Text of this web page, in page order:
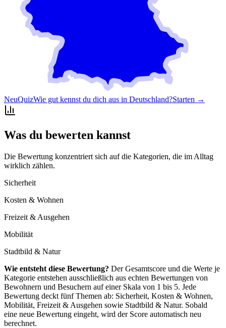
NeuQuizWie gut kennst du dich aus in Deutschland?Starten →
Was du bewerten kannst
Die Bewertung konzentriert sich auf die Kategorien, die im Alltag
wirklich zählen.
Sicherheit
Kosten & Wohnen
Freizeit & Ausgehen
Mobilität
Stadtbild & Natur
Wie entsteht diese Bewertung? Der Gesamtscore und die Werte je
Kategorie entstehen ausschließlich aus echten Bewertungen von
Bewohnern und Besuchern auf einer Skala von 1 bis 5. Jede
Bewertung deckt fünf Themen ab: Sicherheit, Kosten & Wohnen,
Mobilität, Freizeit & Ausgehen sowie Stadtbild & Natur. Sobald
eine neue Bewertung eingeht, wird der Score automatisch neu
berechnet.